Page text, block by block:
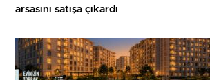
arsasını satışa çıkardı